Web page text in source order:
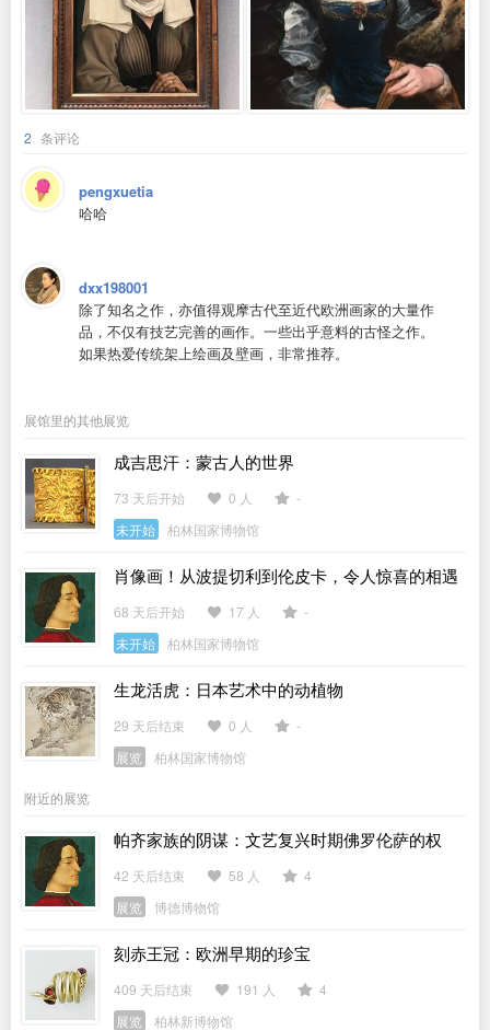
2 条评论
pengxuetia
哈哈
dxx198001
除了知名之作，亦值得观摩古代至近代欧洲画家的大量作
品，不仅有技艺完善的画作。一些出乎意料的古怪之作。
如果热爱传统架上绘画及壁画，非常推荐。
展馆里的其他展览
成吉思汗：蒙古人的世界
73 天后开始 0 人
-
未开始
柏林国家博物馆
肖像画！从波提切利到伦皮卡，令人惊喜的相遇
68 天后开始 17 人
-
未开始
柏林国家博物馆
生龙活虎：日本艺术中的动植物
29 天后结束 0 人
-
展览
柏林国家博物馆
附近的展览
帕齐家族的阴谋：文艺复兴时期佛罗伦萨的权
力、暴行与艺术
42 天后结束 58 人
4
展览
博德博物馆
刻赤王冠：欧洲早期的珍宝
409 天后结束 191 人
4
展览
柏林新博物馆